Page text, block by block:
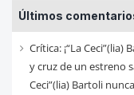
de
cada
mes
Últimos
Crítica: ¡“La Ceci”(lia)
y cruz de un estreno
Ceci”(lia) Bartoli